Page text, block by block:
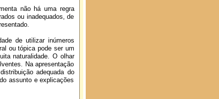
não há uma regra
ou inadequados, de
de utilizar inúmeros
ou tópica pode ser um
naturalidade. O olhar
Na apresentação
adequada do
assunto e explicações